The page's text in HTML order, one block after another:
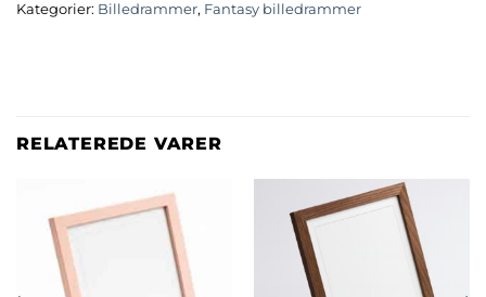
Kategorier: Billedrammer, Fantasy billedrammer
RELATEREDE VARER